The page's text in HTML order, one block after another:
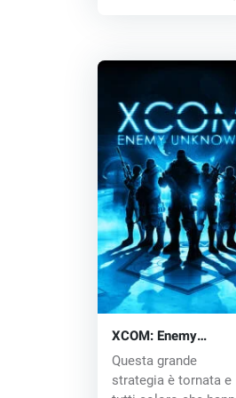
XCOM: Enemy
Unknown (PC) CD key
Questa grande
strategia è tornata e